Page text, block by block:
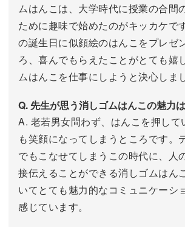
ムはんこは、大学時代に授業の合間
ために趣味で始めたのがキッカケで
の誕生日に似顔絵のはんこをプレゼ
ろ、喜んでもらえたことがとても嬉
ムはんこを仕事にしようと決心しまし
Q. 先生が思う消しゴムはんこの魅力
A. 老若男女問わず、はんこを押して
も笑顔になってしまうところです。
でもこなせてしまうこの時代に、人
接伝えることができる消しゴムはん
いてとても魅力的なコミュニケーシ
感じています。